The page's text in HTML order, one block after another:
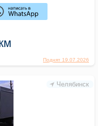
Поднят 19.07.2026
Челябинск